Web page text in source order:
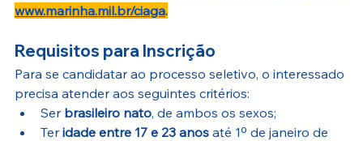
www.marinha.mil.br/ciaga.
Requisitos para Inscrição
Para se candidatar ao processo seletivo, o interessado
precisa atender aos seguintes critérios:
Ser brasileiro nato, de ambos os sexos;
Ter idade entre 17 e 23 anos até 1º de janeiro de